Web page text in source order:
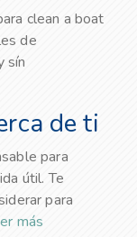
clean a boat
de
sín
de ti
para
útil. Te
para
más